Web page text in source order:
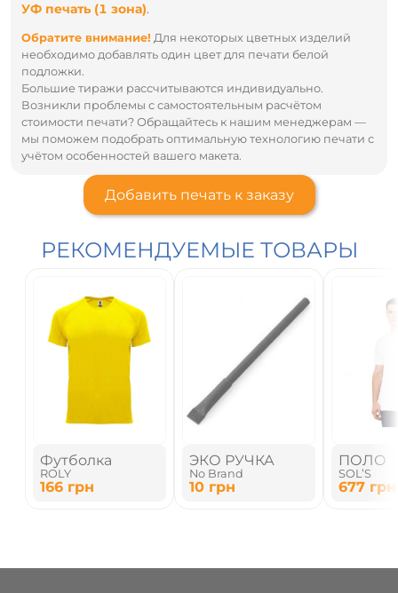
Наличие и цены уточняйте у наших менеджеров по тел
УФ печать (1 зона).
Обратите внимание! Для некоторых цветных изделий
необходимо добавлять один цвет для печати белой
подложки.
Большие тиражи рассчитываются индивидуально.
Возникли проблемы с самостоятельным расчётом
стоимости печати? Обращайтесь к нашим менеджерам —
мы поможем подобрать оптимальную технологию печати с
учётом особенностей вашего макета.
Добавить печать к заказу
РЕКОМЕНДУЕМЫЕ ТОВАРЫ
Футболка
ROLY
166 грн
ЭКО РУЧКА
No Brand
10 грн
ПОЛО
SOL’S
677 грн